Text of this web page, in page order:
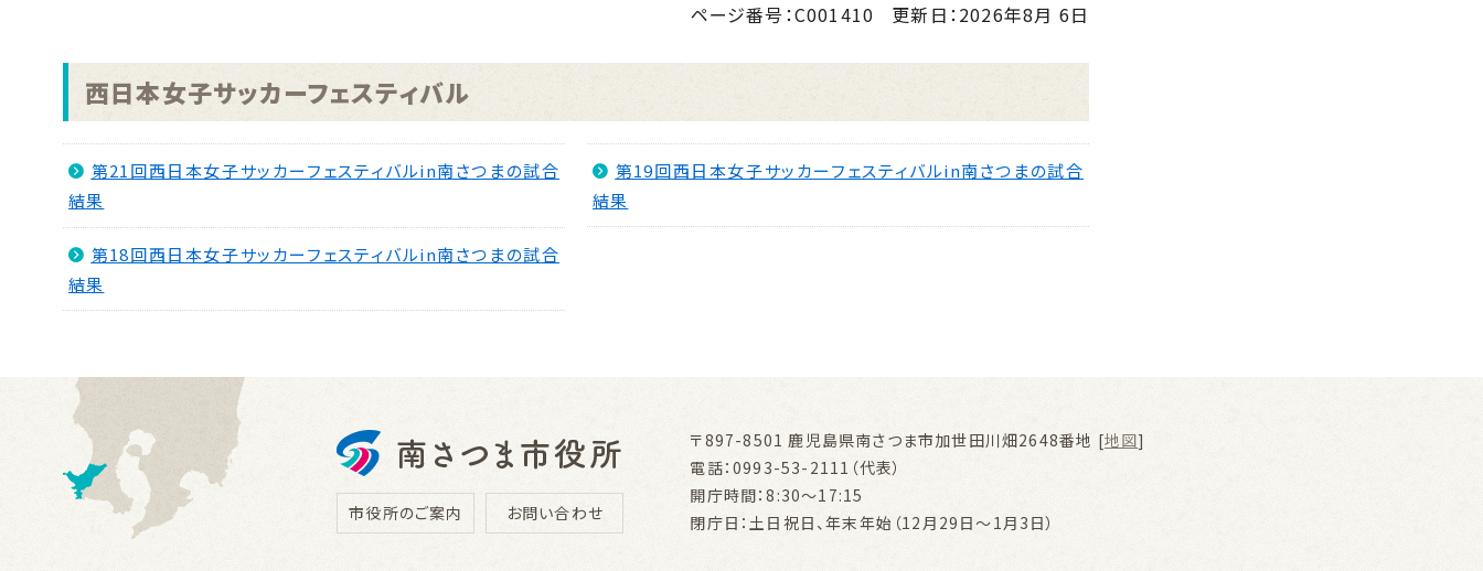
ページ番号：C001410 更新日：2026年8月 6日
西日本女子サッカーフェスティバル
第21回西日本女子サッカーフェスティバルin南さつまの試合
結果
第19回西日本女子サッカーフェスティバルin南さつまの試合
結果
第18回西日本女子サッカーフェスティバルin南さつまの試合
結果
市役所のご案内 お問い合わせ
〒897-8501鹿児島県南さつま市加世田川畑2648番地 [地図]
電話：0993-53-2111（代表）
開庁時間：8:30～17:15
閉庁日：土日祝日、年末年始（12月29日～1月3日）